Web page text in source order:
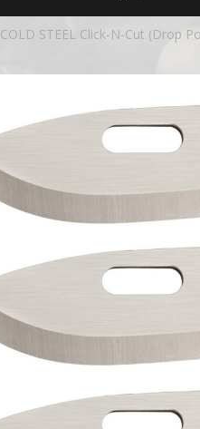
COLD STEEL Click-N-Cut (Drop